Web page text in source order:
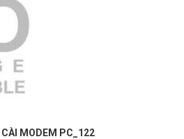
CÀI MODEM PC_122